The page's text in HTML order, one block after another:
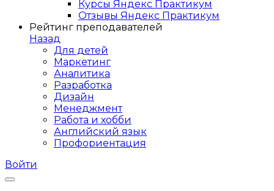
Курсы Яндекс Практикум
Отзывы Яндекс Практикум
Рейтинг преподавателей
Назад
Для детей
Маркетинг
Аналитика
Разработка
Дизайн
Менеджмент
Работа и хобби
Английский язык
Профориентация
Войти